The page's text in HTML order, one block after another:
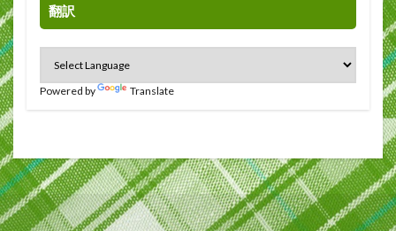
翻訳
Powered by Translate